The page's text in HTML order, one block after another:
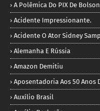
A Polêmica Do PIX De
Acidente Impressionante.
Acidente O Ator Sidney
Alemanha E Rússia
Amazon Demitiu
Aposentadoria Aos 50 Anos
Auxílio Brasil